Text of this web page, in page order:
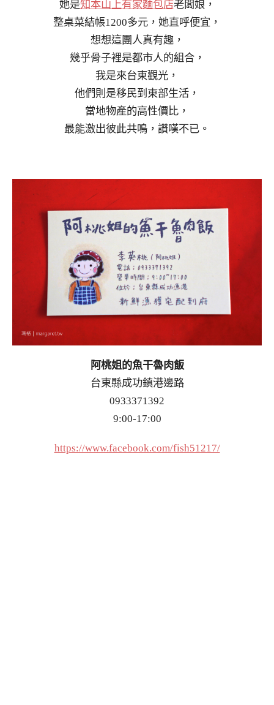
她是知本山上有家麵包店老闆娘，
整桌菜結帳1200多元，她直呼便宜，
想想這團人真有趣，
幾乎骨子裡是都市人的組合，
我是來台東觀光，
他們則是移民到東部生活，
當地物產的高性價比，
最能激出彼此共鳴，讚嘆不已。
阿桃姐的魚干魯肉飯
台東縣成功鎮港邊路
0933371392
9:00-17:00
https://www.facebook.com/fish51217/